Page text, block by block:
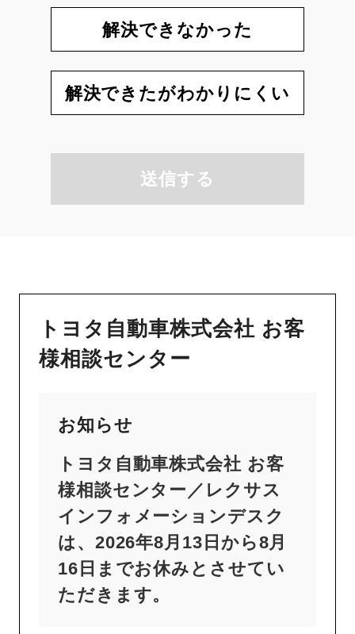
解決できなかった
解決できたがわかりにくい
送信する
トヨタ自動車株式会社 お客
様相談センター
お知らせ
トヨタ自動車株式会社 お客
様相談センター／レクサス
インフォメーションデスク
は、2026年8月13日から8月
16日までお休みとさせてい
ただきます。